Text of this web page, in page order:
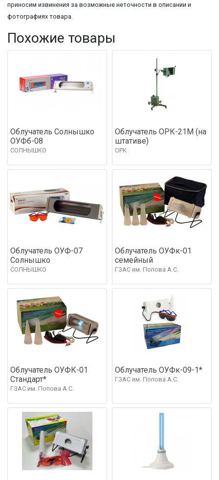
приносим извинения за возможные неточности в описании и
фотографиях товара.
Похожие товары
Облучатель Солнышко
ОУФб-08
СОЛНЫШКО
Облучатель ОРК-21М (на
штативе)
ОРК
Облучатель ОУФ-07
Солнышко
СОЛНЫШКО
Облучатель ОУФк-01
семейный
ГЗАС им. Попова А.С.
Облучатель ОУФК-01
Стандарт*
ГЗАС им. Попова А.С.
Облучатель ОУФк-09-1*
ГЗАС им. Попова А.С.